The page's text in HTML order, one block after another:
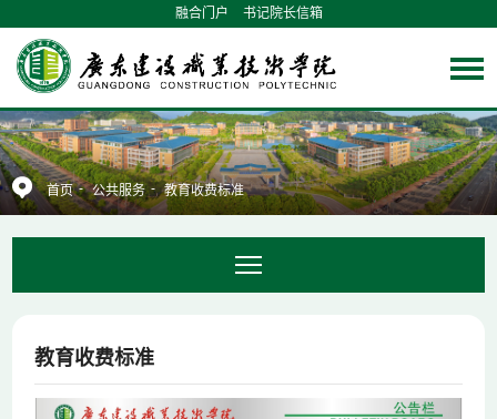
融合门户 书记院长信箱
首页 - 公共服务 - 教育收费标准
教育收费标准